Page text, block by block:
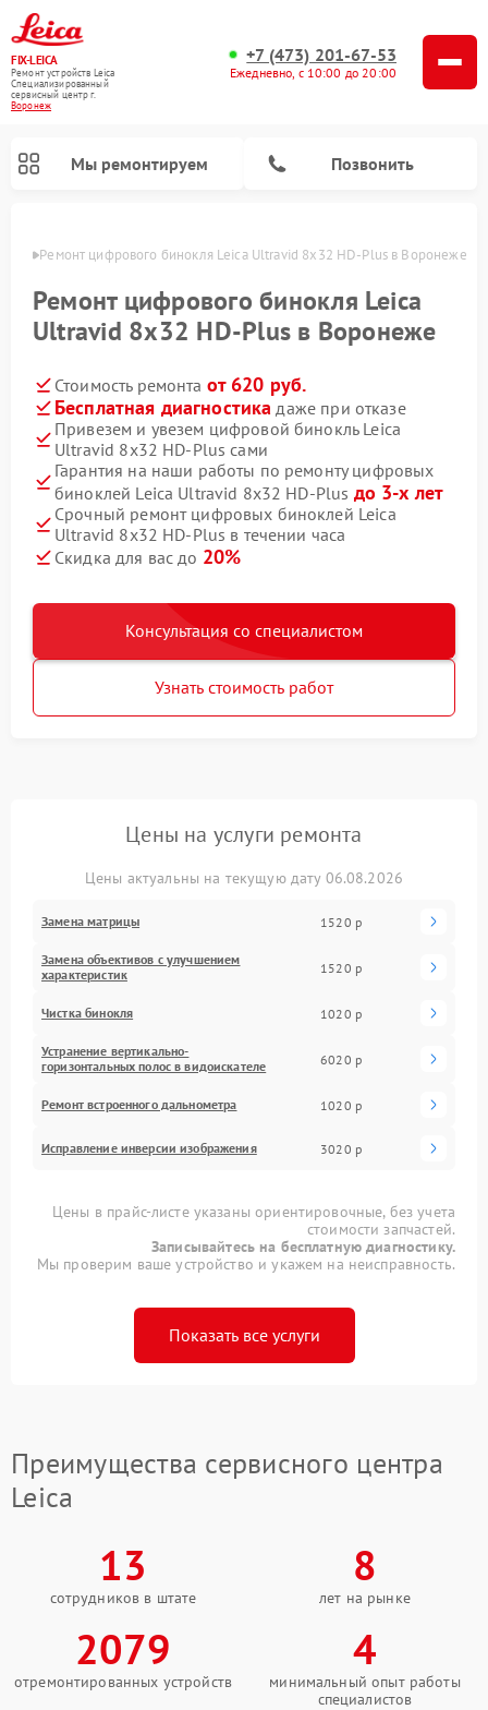
FIX-LEICA
Ремонт устройств Leica
Специализированный
cервисный центр г.
Воронеж
+7 (473) 201-67-53
Ежедневно, с 10:00 до 20:00
Мы ремонтируем Позвонить
Ремонт цифрового бинокля Leica Ultravid 8x32 HD-Plus в Воронеже
Ремонт цифрового бинокля Leica
Ultravid 8x32 HD-Plus в Воронеже
Стоимость ремонта от 620 руб.
Бесплатная диагностика даже при отказе
Привезем и увезем цифровой бинокль Leica
Ultravid 8x32 HD-Plus сами
Гарантия на наши работы по ремонту цифровых
биноклей Leica Ultravid 8x32 HD-Plus до 3-х лет
Срочный ремонт цифровых биноклей Leica
Ultravid 8x32 HD-Plus в течении часа
Скидка для вас до 20%
Консультация со специалистом
Узнать стоимость работ
Цены на услуги ремонта
Цены актуальны на текущую дату 06.08.2026
Замена матрицы 1520 р
Замена объективов с улучшением
характеристик
1520 р
Чистка бинокля 1020 р
Устранение вертикально-
горизонтальных полос в видоискателе
6020 р
Ремонт встроенного дальнометра 1020 р
Исправление инверсии изображения 3020 р
Цены в прайс-листе указаны ориентировочные, без учета
стоимости запчастей.
Записывайтесь на бесплатную диагностику.
Мы проверим ваше устройство и укажем на неисправность.
Показать все услуги
Преимущества сервисного центра
Leica
13
сотрудников в штате
8
лет на рынке
2079
отремонтированных устройств
4
минимальный опыт работы
специалистов